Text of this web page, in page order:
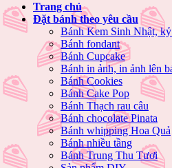
Trang chủ
Đặt bánh theo yêu cầu
Bánh Kem Sinh Nhật,
Bánh fondant
Bánh Cupcake
Bánh in ảnh, in ảnh lên
Bánh Cookies
Bánh Cake Pop
Bánh Thạch rau câu
Bánh chocolate Pinata
Bánh whipping Hoa Quả
Bánh nhiều tầng
Bánh Trung Thu Tươi